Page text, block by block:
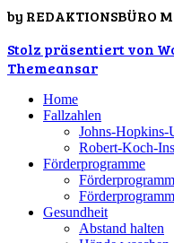
by REDAKTIONSBÜRO
Stolz präsentiert von
Themeansar
Home
Fallzahlen
Johns-Hopkins-
Robert-Koch-
Förderprogramme
Gesundheit
Abstand halten